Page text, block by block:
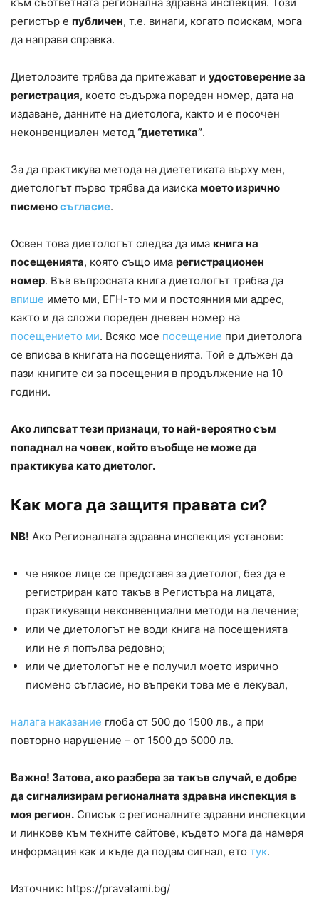
регистър е публичен, т.е. винаги, когато поискам, мога
да направя справка.
Диетолозите трябва да притежават и удостоверение за
регистрация, което съдържа пореден номер, дата на
издаване, данните на диетолога, както и е посочен
неконвенциален метод “диететика”.
За да практикува метода на диететиката върху мен,
диетологът първо трябва да изиска моето изрично
писменосъгласие.
Освен това диетологът следва да има книга на
посещенията, която също има регистрационен
номер. Във въпросната книга диетологът трябва да
впише името ми, ЕГН-то ми и постоянния ми адрес,
както и да сложи пореден дневен номер на
посещението ми. Всяко мое посещение при диетолога
се вписва в книгата на посещенията. Той е длъжен да
пази книгите си за посещения в продължение на 10
години.
Ако липсват тези признаци, то най-вероятно съм
попаднал на човек, който въобще не може да
практикува като диетолог.
Как мога да защитя правата си?
NB! Ако Регионалната здравна инспекция установи:
че някое лице се представя за диетолог, без да е
регистриран като такъв в Регистъра на лицата,
практикуващи неконвенциални методи на лечение;
или че диетологът не води книга на посещенията
или не я попълва редовно;
или че диетологът не е получил моето изрично
писмено съгласие, но въпреки това ме е лекувал,
налага наказание глоба от 500 до 1500 лв., а при
повторно нарушение – от 1500 до 5000 лв.
Важно! Затова, ако разбера за такъв случай, е добре
да сигнализирам регионалната здравна инспекция в
моя регион. Списък с регионалните здравни инспекции
и линкове към техните сайтове, където мога да намеря
информация как и къде да подам сигнал, ето тук.
Източник: https://pravatami.bg/